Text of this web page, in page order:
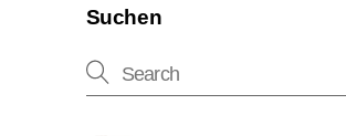
Suchen